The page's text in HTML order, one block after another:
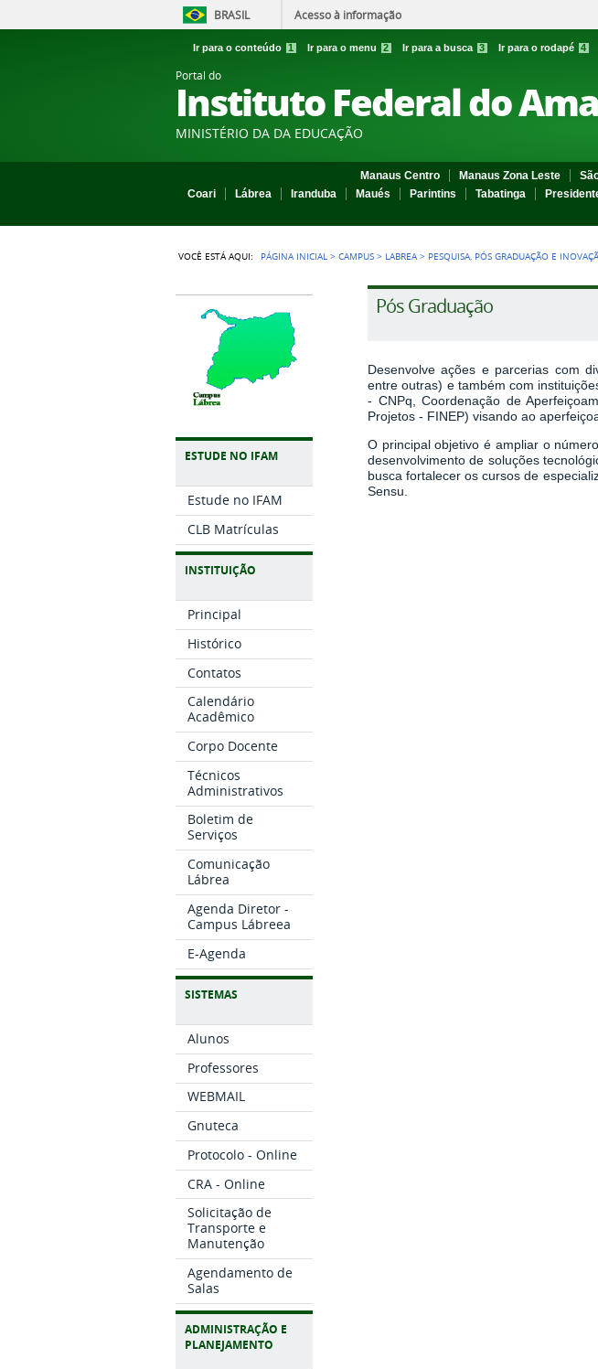
BRASIL Acesso à informação
Ir para o conteúdo 1 Ir para o menu 2 Ir para a busca 3 Ir para o rodapé 4
Portal do
Instituto Federal do
MINISTÉRIO DA DA EDUCAÇÃO
Manaus Centro Manaus Zona Leste
Coari
Lábrea Iranduba Maués Parintins Tabatinga
VOCÊ ESTÁ AQUI: PÁGINA INICIAL >CAMPUS > LABREA > PESQUISA, PÓS GRADUAÇÃO E
ESTUDE NO IFAM
Estude no IFAM
CLB Matrículas
INSTITUIÇÃO
Principal
Histórico
Contatos
Calendário
Acadêmico
Corpo Docente
Técnicos
Administrativos
Boletim de
Serviços
Comunicação
Lábrea
Agenda Diretor -
Campus Lábreea
E-Agenda
SISTEMAS
Alunos
Professores
WEBMAIL
Gnuteca
Protocolo - Online
CRA - Online
Solicitação de
Transporte e
Manutenção
Agendamento de
Salas
ADMINISTRAÇÃO E
PLANEJAMENTO
Pós Graduação
Desenvolve ações e parcerias com
entre outras) e também com
- CNPq, Coordenação de
Projetos - FINEP) visando ao
O principal objetivo é ampliar o
desenvolvimento de soluções
busca fortalecer os cursos de
Sensu.